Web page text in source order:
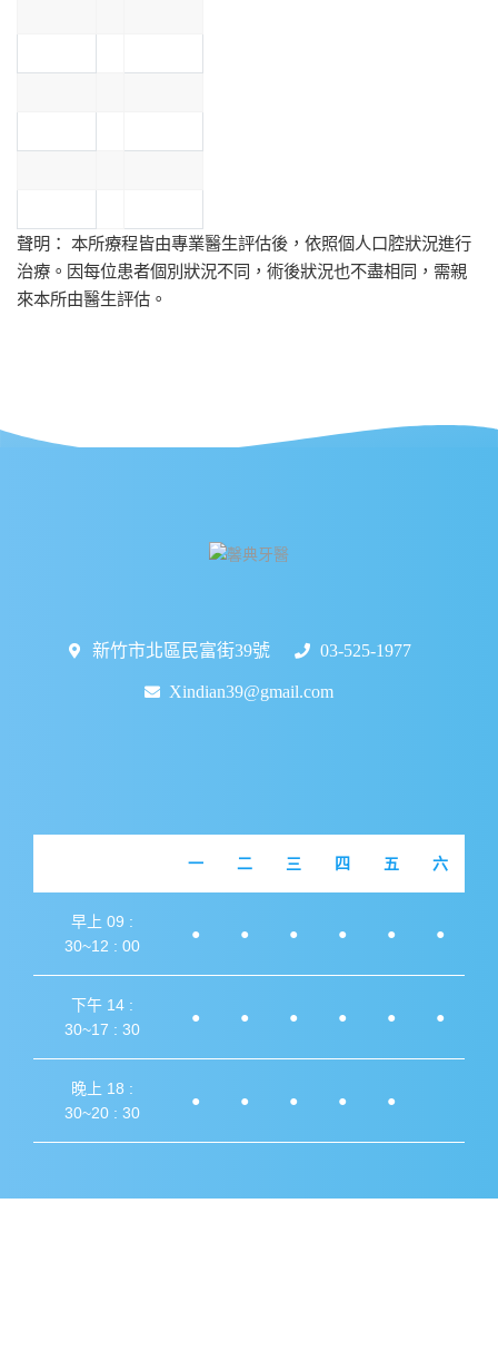
聲明： 本所療程皆由專業醫生評估後，依照個人口腔狀況進行
治療。因每位患者個別狀況不同，術後狀況也不盡相同，需親
來本所由醫生評估。
新竹市北區民富街39號 03-525-1977
Xindian39@gmail.com
一 二 三 四 五 六
早上 09 :
30~12 : 00
● ● ● ● ● ●
下午 14 :
30~17 : 30
● ● ● ● ● ●
晚上 18 :
30~20 : 30
● ● ● ● ●